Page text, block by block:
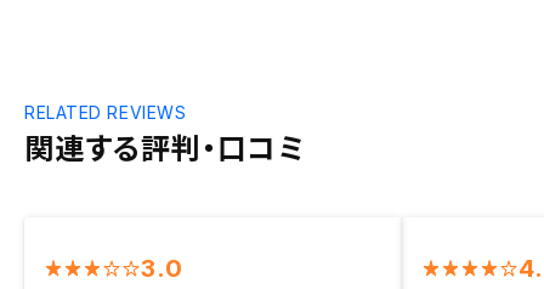
関連する評判・口コミ
RELATED REVIEWS
3.0